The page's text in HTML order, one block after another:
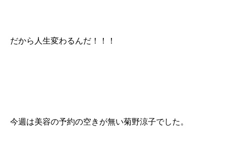
だから人生変わるんだ！！！
今週は美容の予約の空きが無い菊野涼子でした。